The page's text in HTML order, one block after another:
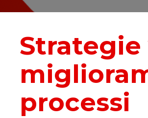
processi